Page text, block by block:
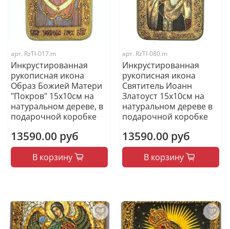
арт. RzTI-017.m
Инкрустированная
рукописная икона
Образ Божией Матери
"Покров" 15х10см на
натуральном дереве, в
подарочной коробке
13590.00 руб
В корзину
арт. RzTI-080.m
Инкрустированная
рукописная икона
Святитель Иоанн
Златоуст 15х10см на
натуральном дереве в
подарочной коробке
13590.00 руб
В корзину